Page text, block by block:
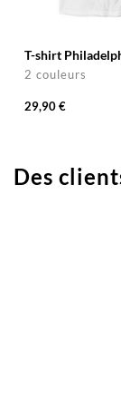
T-shirt
2 couleurs
29,90 €
Des